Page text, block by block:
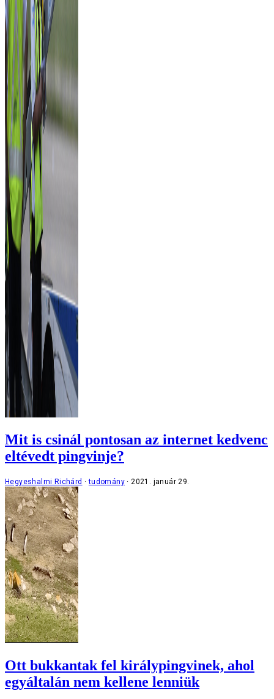
Mit is csinál pontosan az internet kedvenc
eltévedt pingvinje?
Hegyeshalmi Richárd tudomány 2021. január 29.
Ott bukkantak fel királypingvinek, ahol
egyáltalán nem kellene lenniük